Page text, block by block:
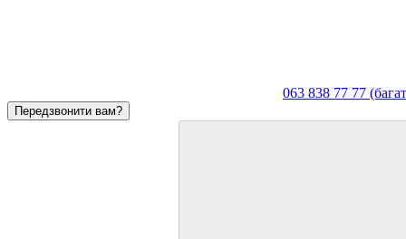
063 838 77 77
Передзвонити вам?